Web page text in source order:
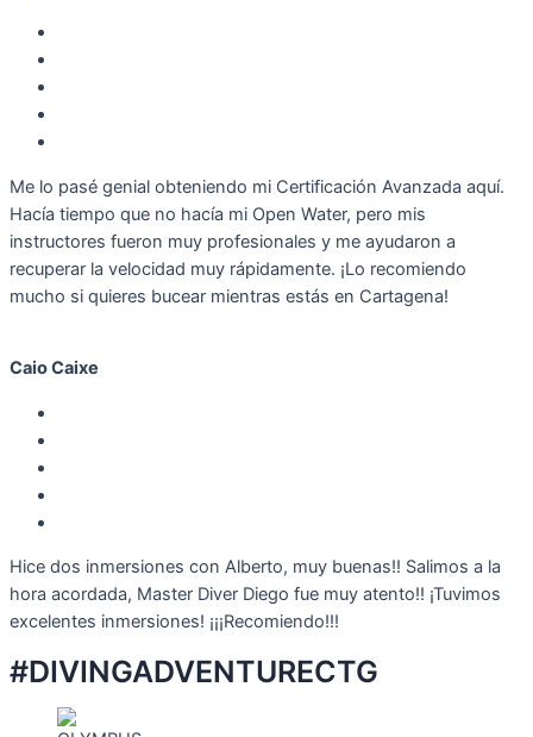
Me lo pasé genial obteniendo mi Certificación Avanzada aquí.
Hacía tiempo que no hacía mi Open Water, pero mis
instructores fueron muy profesionales y me ayudaron a
recuperar la velocidad muy rápidamente. ¡Lo recomiendo
mucho si quieres bucear mientras estás en Cartagena!
Caio Caixe
Hice dos inmersiones con Alberto, muy buenas!! Salimos a la
hora acordada, Master Diver Diego fue muy atento!! ¡Tuvimos
excelentes inmersiones! ¡¡¡Recomiendo!!!
#DIVINGADVENTURECTG